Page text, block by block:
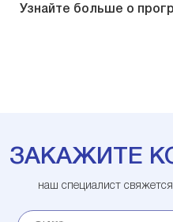
Узнайте больше о
ЗАКАЖИТЕ
наш специалист